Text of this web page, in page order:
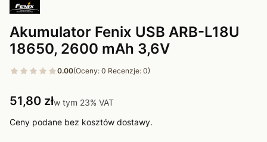
Akumulator Fenix USB ARB-L18U
18650, 2600 mAh 3,6V
0.00(Oceny: 0 Recenzje: 0)
Cena
51,80 złw tym 23% VAT
w tym 23% VAT
Ceny podane bez kosztów dostawy.